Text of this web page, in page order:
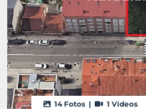
14 Fotos | 1 Vídeos